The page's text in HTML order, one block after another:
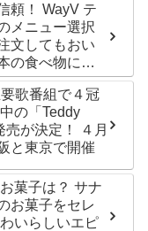
頼！ WayV テ
メニュー選択
文してもおい
の食べ物に関
歌番組で４冠
の「Teddy
売が決定！ ４月
と東京で開催
菓子は？ サナ
お菓子をセレ
いらしいエピ